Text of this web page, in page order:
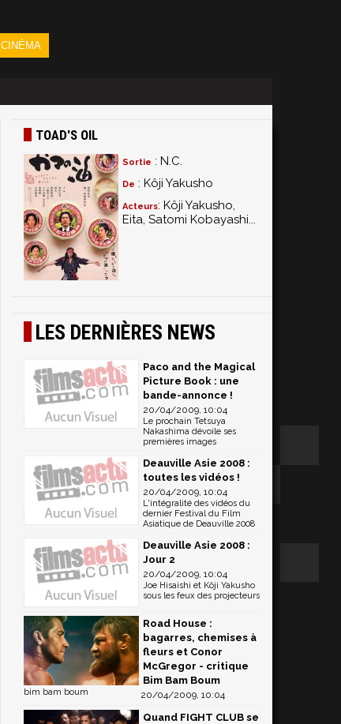
CINÉMA
TOAD'S OIL
Sortie : N.C.
De : Kôji Yakusho
Acteurs: Kôji Yakusho,
Eita, Satomi Kobayashi...
LES DERNIÈRES NEWS
Paco and the Magical
Picture Book : une
bande-annonce !
20/04/2009, 10:04
Le prochain Tetsuya
Nakashima dévoile ses
premières images
Deauville Asie 2008 :
toutes les vidéos !
20/04/2009, 10:04
L'intégralité des vidéos du
dernier Festival du Film
Asiatique de Deauville 2008
Deauville Asie 2008 :
Jour 2
20/04/2009, 10:04
Joe Hisaishi et Kôji Yakusho
sous les feux des projecteurs
Road House :
bagarres, chemises à
fleurs et Conor
McGregor - critique
Bim Bam Boum
20/04/2009, 10:04
bim bam boum
Quand FIGHT CLUB se